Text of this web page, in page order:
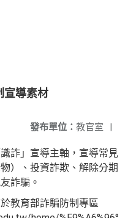
宣導素材
發布單位： 教官室 |
詐」宣導主軸，宣導常見
）、投資詐欺、解除分期
詐騙。
教育部詐騙防制專區